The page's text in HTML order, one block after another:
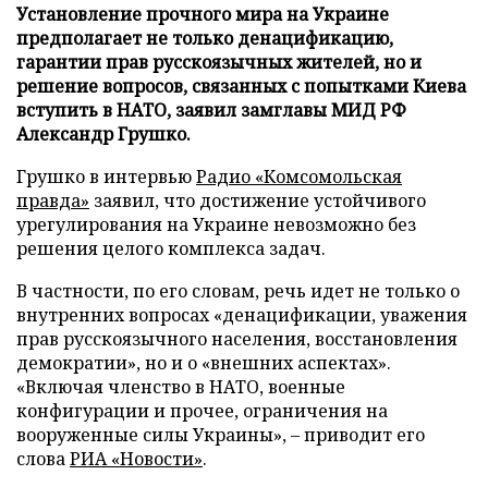
Установление прочного мира на Украине
предполагает не только денацификацию,
гарантии прав русскоязычных жителей, но и
решение вопросов, связанных с попытками Киева
вступить в НАТО, заявил замглавы МИД РФ
Александр Грушко.
Грушко в интервьюРадио «Комсомольская
правда» заявил, что достижение устойчивого
урегулирования на Украине невозможно без
решения целого комплекса задач.
В частности, по его словам, речь идет не только о
внутренних вопросах «денацификации, уважения
прав русскоязычного населения, восстановления
демократии», но и о «внешних аспектах».
«Включая членство в НАТО, военные
конфигурации и прочее, ограничения на
вооруженные силы Украины», – приводит его
словаРИА «Новости».